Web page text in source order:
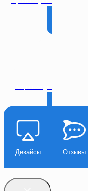
Девайсы
Отзывы